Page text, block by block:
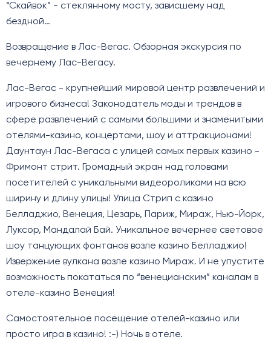
“Скайвок” - стеклянному мосту, зависшему над
бездной…
Возвращение в Лас-Вегас. Обзорная экскурсия по
вечернему Лас-Вегасу.
Лас-Вегас - крупнейший мировой центр развлечений и
игрового бизнеса! Законодатель моды и трендов в
сфере развлечений с самыми большими и знаменитыми
отелями-казино, концертами, шоу и аттракционами!
Даунтаун Лас-Вегаса с улицей самых первых казино -
Фримонт стрит. Громадный экран над головами
посетителей с уникальными видеороликами на всю
ширину и длину улицы! Улица Стрип с казино
Белладжио, Венеция, Цезарь, Париж, Мираж, Нью-Йорк,
Луксор, Мандалай Бай. Уникальное вечернее световое
шоу танцующих фонтанов возле казино Белладжио!
Извержение вулкана возле казино Мираж. И не упустите
возможность покататься по “венецианским” каналам в
отеле-казино Венеция!
Самостоятельное посещение отелей-казино или
просто игра в казино! :-) Ночь в отеле.